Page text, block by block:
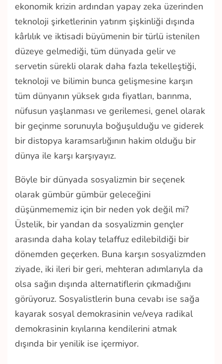
ekonomik krizin ardından yapay zeka üzerinden
teknoloji şirketlerinin yatırım şişkinliği dışında
kârlılık ve iktisadi büyümenin bir türlü istenilen
düzeye gelmediği, tüm dünyada gelir ve
servetin sürekli olarak daha fazla tekelleştiği,
teknoloji ve bilimin bunca gelişmesine karşın
tüm dünyanın yüksek gıda fiyatları, barınma,
nüfusun yaşlanması ve gerilemesi, genel olarak
bir geçinme sorunuyla boğuşulduğu ve giderek
bir distopya karamsarlığının hakim olduğu bir
dünya ile karşı karşıyayız.
Böyle bir dünyada sosyalizmin bir seçenek
olarak gümbür gümbür geleceğini
düşünmememiz için bir neden yok değil mi?
Üstelik, bir yandan da sosyalizmin gençler
arasında daha kolay telaffuz edilebildiği bir
dönemden geçerken. Buna karşın sosyalizmden
ziyade, iki ileri bir geri, mehteran adımlarıyla da
olsa sağın dışında alternatiflerin çıkmadığını
görüyoruz. Sosyalistlerin buna cevabı ise sağa
kayarak sosyal demokrasinin ve/veya radikal
demokrasinin kıyılarına kendilerini atmak
dışında bir yenilik ise içermiyor.